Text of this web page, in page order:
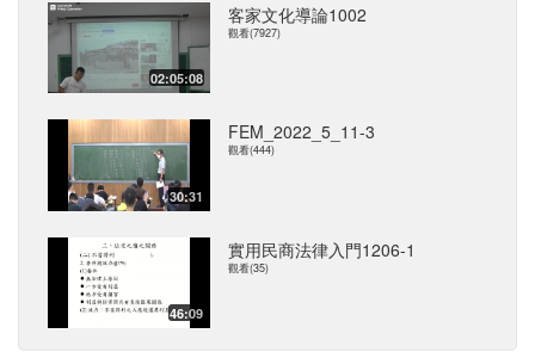
02:05:08
客家文化導論1002
觀看(7927)
30:31
FEM_2022_5_11-3
觀看(444)
46:09
實用民商法律入門1206-1
觀看(35)